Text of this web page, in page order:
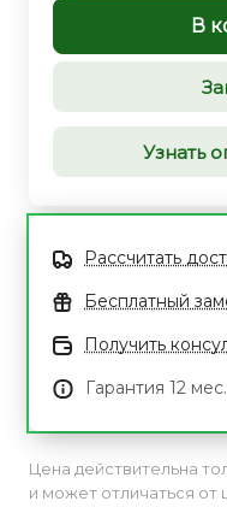
В
Узнать
Рассчитать
Бесплатный
Получить
Гарантия 12 мес.
Цена действительна
и может отличаться от